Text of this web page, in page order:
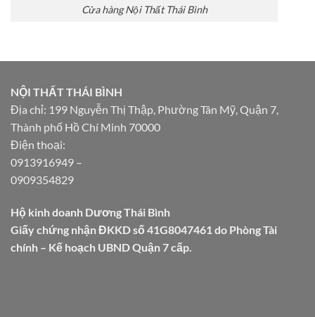
Cửa hàng Nội Thất Thái Bình
NỘI THẤT THÁI BÌNH
Địa chỉ: 199 Nguyễn Thị Thập, Phường Tân Mỹ, Quận 7,
Thành phố Hồ Chí Minh 70000
Điện thoại:
0913916949 –
0909354829
Hộ kinh doanh Dương Thái Bình
Giấy chứng nhận ĐKKD số 41G8047461 do Phòng Tài
chính – Kế hoạch UBND Quận 7 cấp.